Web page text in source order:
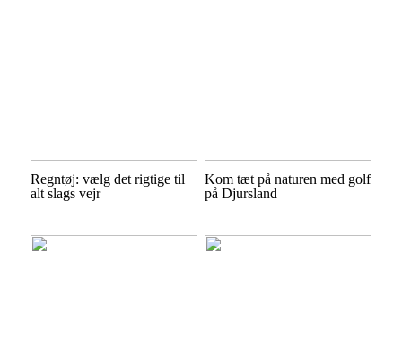
Regntøj: vælg det rigtige til
alt slags vejr
Kom tæt på naturen med golf
på Djursland